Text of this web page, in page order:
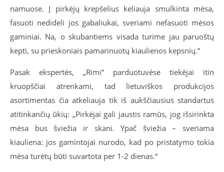
namuose. Į pirkėjų krepšelius keliauja smulkinta mėsa,
fasuoti nedideli jos gabaliukai, sveriami nefasuoti mėsos
gaminiai. Na, o skubantiems visada turime jau paruoštų
kepti, su prieskoniais pamarinuotų kiaulienos kepsnių.“
Pasak ekspertės, „Rimi“ parduotuvėse tiekėjai itin
kruopščiai atrenkami, tad lietuviškos produkcijos
asortimentas čia atkeliauja tik iš aukščiausius standartus
atitinkančių ūkių: „Pirkėjai gali jaustis ramūs, jog išsirinkta
mėsa bus šviežia ir skani. Ypač šviežia – sveriama
kiauliena: jos gamintojai nurodo, kad po pristatymo tokia
mėsa turėtų būti suvartota per 1-2 dienas.“